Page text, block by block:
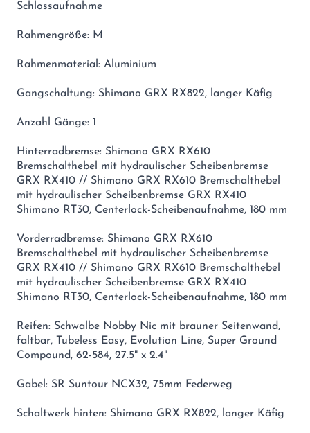
Schlossaufnahme
Rahmengröße: M
Rahmenmaterial: Aluminium
Gangschaltung: Shimano GRX RX822, langer Käfig
Anzahl Gänge: 1
Hinterradbremse: Shimano GRX RX610
Bremschalthebel mit hydraulischer Scheibenbremse
GRX RX410 // Shimano GRX RX610 Bremschalthebel
mit hydraulischer Scheibenbremse GRX RX410
Shimano RT30, Centerlock-Scheibenaufnahme, 180 mm
Vorderradbremse: Shimano GRX RX610
Bremschalthebel mit hydraulischer Scheibenbremse
GRX RX410 // Shimano GRX RX610 Bremschalthebel
mit hydraulischer Scheibenbremse GRX RX410
Shimano RT30, Centerlock-Scheibenaufnahme, 180 mm
Reifen: Schwalbe Nobby Nic mit brauner Seitenwand,
faltbar, Tubeless Easy, Evolution Line, Super Ground
Compound, 62-584, 27.5" x 2.4"
Gabel: SR Suntour NCX32, 75mm Federweg
Schaltwerk hinten: Shimano GRX RX822, langer Käfig